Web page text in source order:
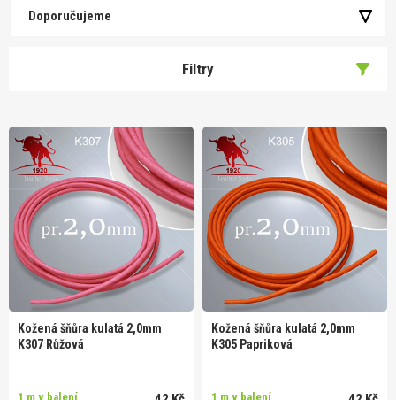
Doporučujeme
Filtry
Kožená šňůra kulatá 2,0mm
K307 Růžová
1 m v balení
Kožená šňůra kulatá 2,0mm
K305 Papriková
1 m v balení